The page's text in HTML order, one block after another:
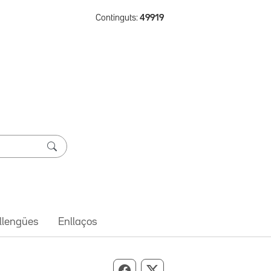
Continguts: 49919
Enllaços